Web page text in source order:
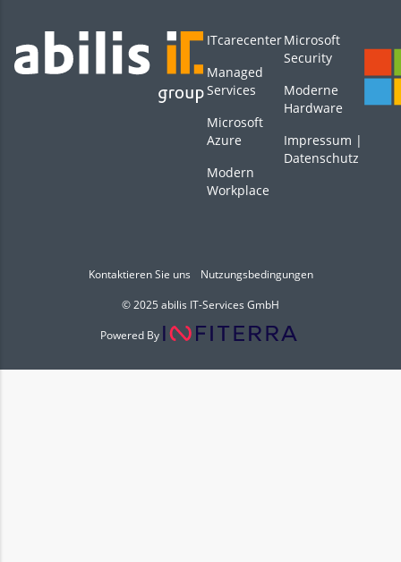
ITcarecenter
Managed
Services
Microsoft
Azure
Modern
Workplace
Microsoft
Security
Moderne
Hardware
Impressum |
Datenschutz
Kontaktieren Sie uns
Nutzungsbedingungen
© 2025 abilis IT-Services GmbH
Powered By